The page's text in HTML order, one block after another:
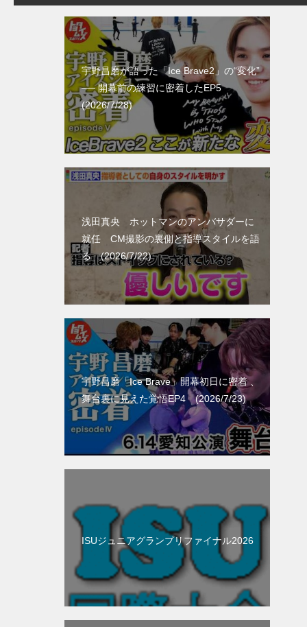
宇野昌磨が語った「Ice Brave2」の“変化”
── 開幕前の練習に密着したEP5
(2026/7/28)
浅田真央 ホットマンのアンバサダーに
就任 CM撮影の裏側と指導スタイルを語
る (2026/7/22)
宇野昌磨「Ice Brave」開幕初日に密着 、
舞台裏に見えた覚悟EP4 (2026/7/23)
ISUジュニアグランプリファイナル2026